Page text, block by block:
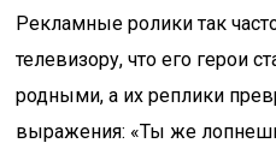
Рекламные ролики так
телевизору, что его герои
родными, а их реплики
выражения: «Ты же